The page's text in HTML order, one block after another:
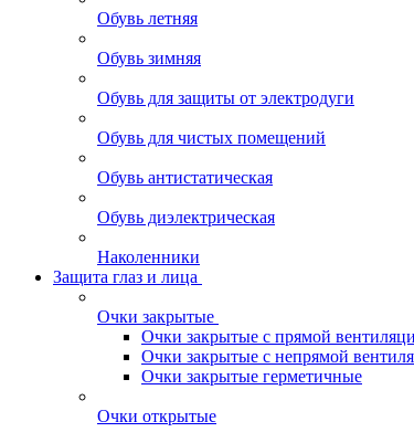
Обувь летняя
Обувь зимняя
Обувь для защиты от электродуги
Обувь для чистых помещений
Обувь антистатическая
Обувь диэлектрическая
Наколенники
Защита глаз и лица
Очки закрытые
Очки закрытые с прямой
Очки закрытые с непрямой
Очки закрытые герметичные
Очки открытые